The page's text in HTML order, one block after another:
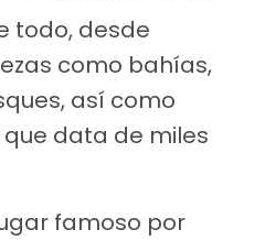
todo, desde
como bahías,
así como
data de miles
famoso por